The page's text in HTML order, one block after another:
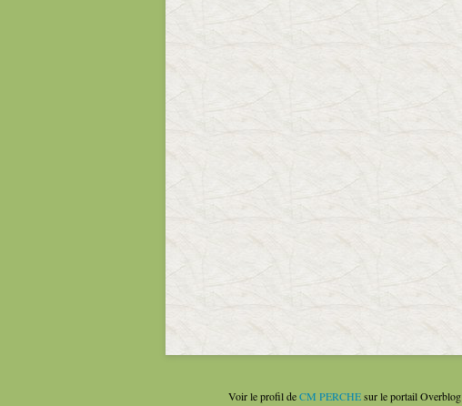
Voir le profil deCM PERCHEsur le portail Overblog